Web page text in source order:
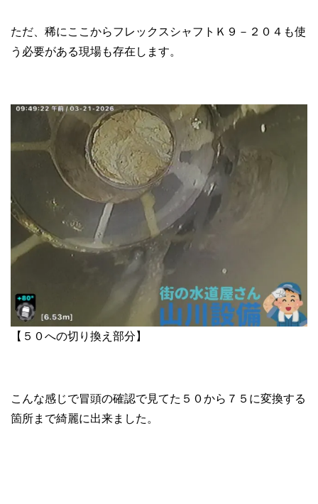
ただ、稀にここからフレックスシャフトＫ９－２０４も使
う必要がある現場も存在します。
【５０への切り換え部分】
こんな感じで冒頭の確認で見てた５０から７５に変換する
箇所まで綺麗に出来ました。